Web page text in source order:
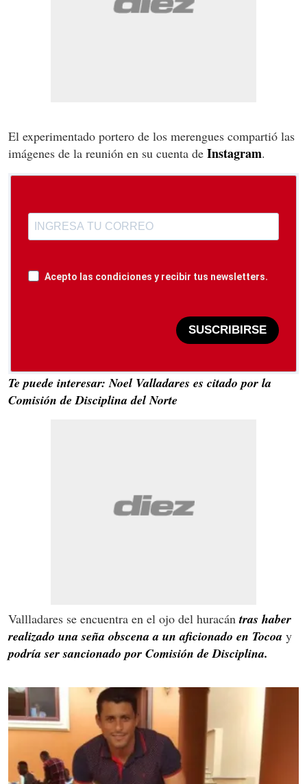
El experimentado portero de los merengues compartió las
imágenes de la reunión en su cuenta de Instagram.
Acepto las condiciones y recibir tus newsletters.
SUSCRIBIRSE
Te puede interesar: Noel Valladares es citado por la
Comisión de Disciplina del Norte
Vallladares se encuentra en el ojo del huracántras haber
realizado una seña obscena a un aficionado en Tocoa y
podría ser sancionado por Comisión de Disciplina.